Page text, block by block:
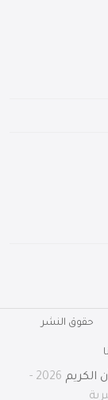
حقوق النشر
الكريم
2026 -